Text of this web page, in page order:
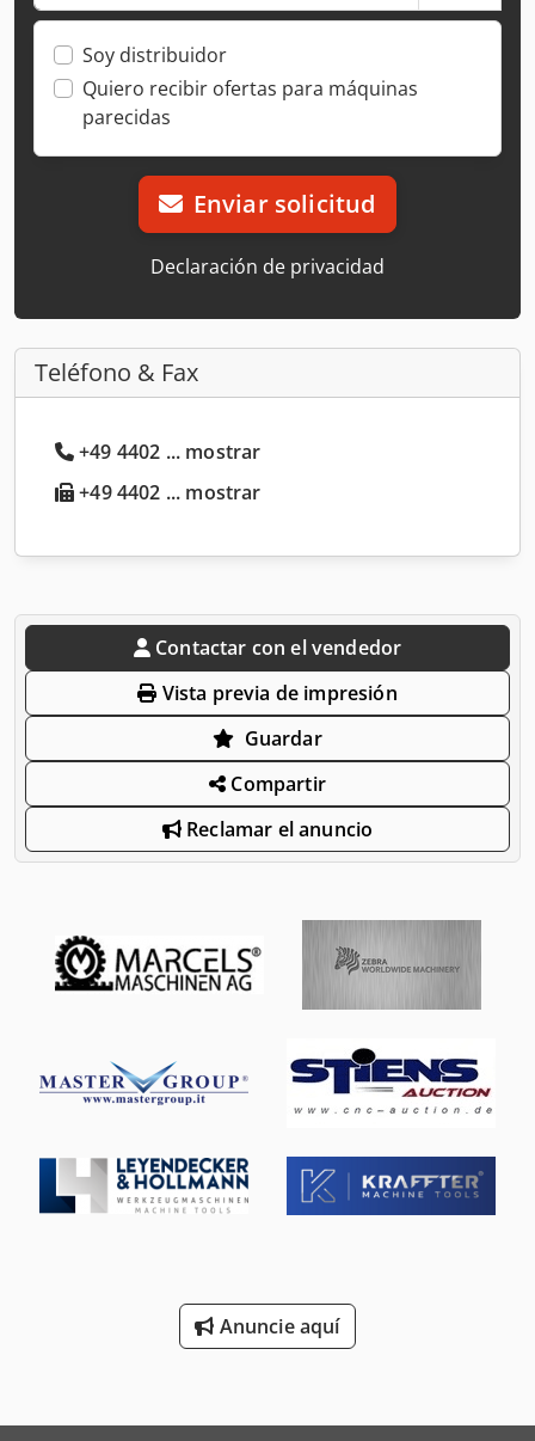
Soy distribuidor
Quiero recibir ofertas para máquinas
parecidas
Enviar solicitud
Declaración de privacidad
Teléfono & Fax
+49 4402 ... mostrar
+49 4402 ... mostrar
Contactar con el vendedor
Vista previa de impresión
Guardar
Compartir
Reclamar el anuncio
Anuncie aquí